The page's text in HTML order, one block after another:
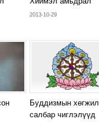
2013-10-29
Буддизмын хөгжил,
салбар чиглэлүүд